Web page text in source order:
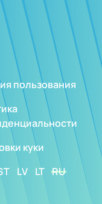
пользования
куки
LV LT RU